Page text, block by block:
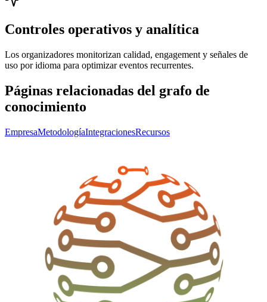
Controles operativos y analítica
Los organizadores monitorizan calidad, engagement y señales de
uso por idioma para optimizar eventos recurrentes.
Páginas relacionadas del grafo de
conocimiento
EmpresaMetodologíaIntegracionesRecursos